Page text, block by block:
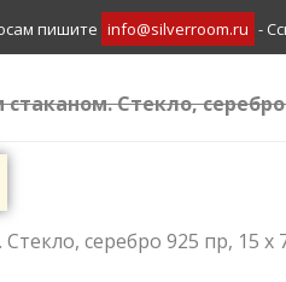
пишите info@silverroom.ru -
Стекло, серебро
серебро 925 пр, 15 х